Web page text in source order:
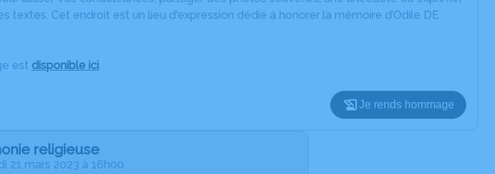
textes. Cet endroit est un lieu d'expression dédié à honorer la mémoire d’Odile DE
est disponible ici.
Je rends hommage
religieuse
21 mars 2023 à 16h00